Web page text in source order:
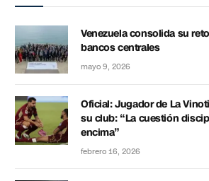
Venezuela consolida su
bancos centrales
mayo 9, 2026
Oficial: Jugador de La
su club: “La cuestión
encima”
febrero 16, 2026